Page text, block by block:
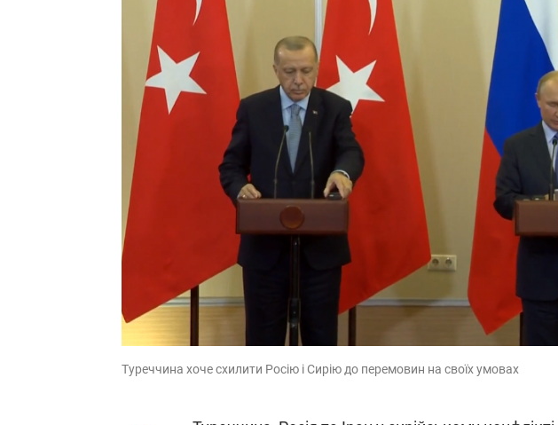
Туреччина хоче схилити Росію і Сирію до перемовин на своїх умовах